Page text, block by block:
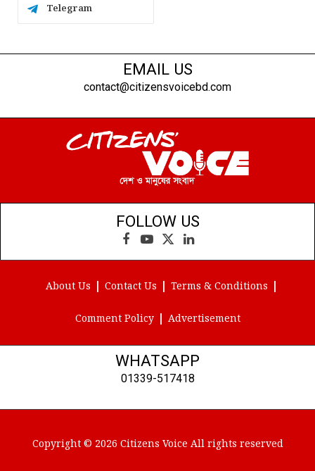
Telegram
EMAIL US
contact@citizensvoicebd.com
FOLLOW US
Facebook
YouTube
X
(Twitter)
LinkedIn
About Us Contact Us Terms & Conditions
Comment Policy Advertisement
WHATSAPP
01339-517418
Copyright © 2026 Citizens Voice All rights reserved